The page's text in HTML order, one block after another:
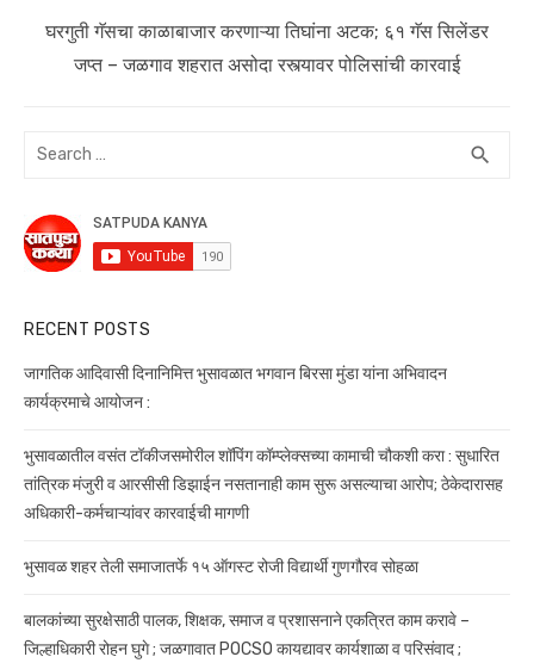
Next
post:
घरगुती गॅसचा काळाबाजार करणाऱ्या तिघांना अटक; ६१ गॅस सिलेंडर
जप्त – जळगाव शहरात असोदा रस्त्यावर पोलिसांची कारवाई
Search
search
RECENT POSTS
जागतिक आदिवासी दिनानिमित्त भुसावळात भगवान बिरसा मुंडा यांना अभिवादन
कार्यक्रमाचे आयोजन :
भुसावळातील वसंत टॉकीजसमोरील शॉपिंग कॉम्प्लेक्सच्या कामाची चौकशी करा : सुधारित
तांत्रिक मंजुरी व आरसीसी डिझाईन नसतानाही काम सुरू असल्याचा आरोप; ठेकेदारासह
अधिकारी-कर्मचाऱ्यांवर कारवाईची मागणी
भुसावळ शहर तेली समाजातर्फे १५ ऑगस्ट रोजी विद्यार्थी गुणगौरव सोहळा
बालकांच्या सुरक्षेसाठी पालक, शिक्षक, समाज व प्रशासनाने एकत्रित काम करावे –
जिल्हाधिकारी रोहन घुगे ; जळगावात POCSO कायद्यावर कार्यशाळा व परिसंवाद ;